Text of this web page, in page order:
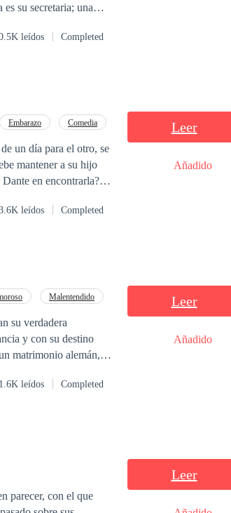
su secretaria; una
Dubois que nunca
viviendo en un
leídos Completed
Embarazo Comedia
un día para el otro, se
mantener a su hijo
leídos Completed
Leer
Añadido
Malentendido
su verdadera
1.6K leídos Completed
Leer
Añadido
parecer, con el que
Leer